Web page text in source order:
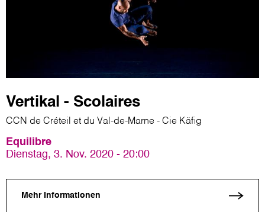
Vertikal - Scolaires
CCN de Créteil et du Val-de-Marne - Cie Käfig
Equilibre
Dienstag, 3. Nov. 2020 - 20:00
Mehr Informationen